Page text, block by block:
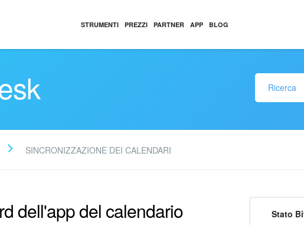
STRUMENTI PREZZI PARTNER APP BLOG
SINCRONIZZAZIONE DEI CALENDARI
dell'app del calendario
Stato